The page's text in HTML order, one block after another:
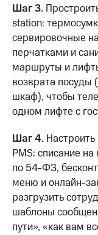
Шаг 3.
station:
сервировочные
перчатками и
маршруты и
возврата
шкаф), чтобы
одном лифте с
Шаг 4.
PMS: списание
по 54-ФЗ,
меню и онлайн-
разгрузить
шаблоны
пути», «как вам